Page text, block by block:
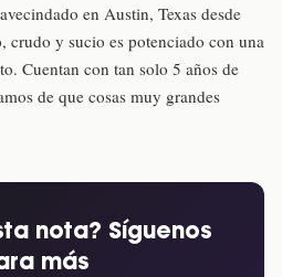
en Austin, Texas desde
crudo y sucio es potenciado con una
Cuentan con tan solo 5 años de
de que cosas muy grandes
nota? Síguenos
más